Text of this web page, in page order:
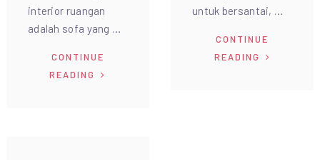
interior ruangan
adalah sofa yang …
CONTINUE
READING
untuk bersantai, …
CONTINUE
READING